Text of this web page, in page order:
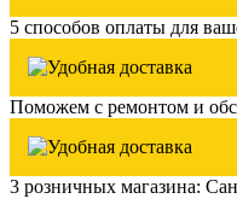
5 способов оплаты для
Поможем с ремонтом и
3 розничных магазина: